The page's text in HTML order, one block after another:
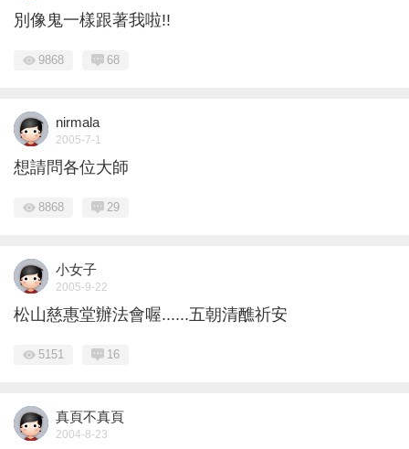
別像鬼一樣跟著我啦!!
9868 68
nirmala
2005-7-1
想請問各位大師
8868 29
小女子
2005-9-22
松山慈惠堂辦法會喔......五朝清醮祈安
5151 16
真頁不真頁
2004-8-23